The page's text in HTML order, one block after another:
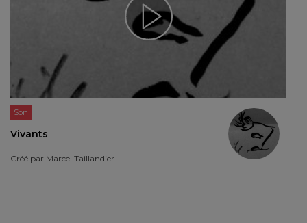
Son
Vivants
Créé par Marcel Taillandier